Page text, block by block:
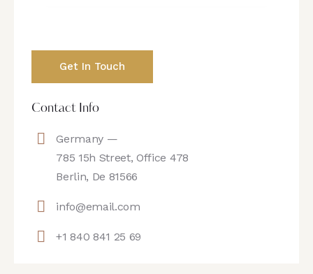
Contact Info
Germany —
785 15h Street, Office 478
Berlin, De 81566
info@email.com
+1 840 841 25 69